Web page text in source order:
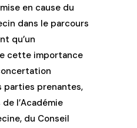
en cause du
dans le parcours
qu’un
cette importance
parties prenantes,
l’Académie
du Conseil